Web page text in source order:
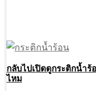
กลับไปเปิดดูกระติกน้ำ
ไหม